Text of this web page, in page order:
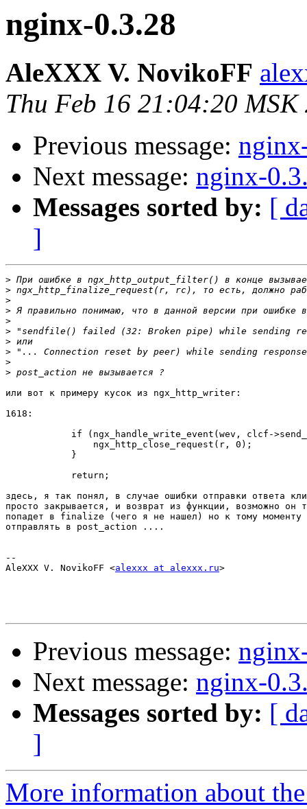
nginx-0.3.28
AleXXX V. NovikoFF
Thu Feb 16 21:04:20 MSK
Previous message:
Next message: nginx-
Messages sorted by: [
]
>
>
>
>
>
>
>
>
>
>
или вот к примеру кусок из ngx_http_writer:
1618:
if (ngx_handle_write_event(wev, clcf-
                ngx_http_close_request(r, 0);
            }
            return;
здесь, я так понял, в случае ошибки отправки ответа
просто закрывается, и возврат из функции, возможно он
попадет в finalize (чего я не нашел) но к тому моменту
отправлять в post_action ....
--
AleXXX V. NovikoFF <alexxx at alexxx.ru>
Previous message:
Next message: nginx-
Messages sorted by: [
]
More information about